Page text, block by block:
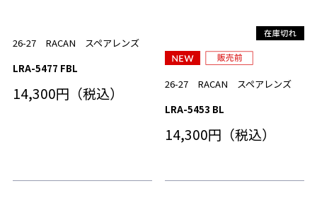
26-27 RACAN スペアレンズ
LRA-5477 FBL
14,300円（税込）
26-27 RACAN スペアレンズ
LRA-5453 BL
14,300円（税込）